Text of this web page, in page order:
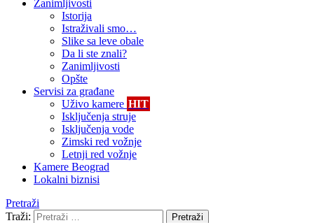
Zanimljivosti
Istorija
Istraživali smo…
Slike sa leve obale
Da li ste znali?
Zanimljivosti
Opšte
Servisi za građane
Uživo kamere HIT
Isključenja struje
Isključenja vode
Zimski red vožnje
Letnji red vožnje
Kamere Beograd
Lokalni biznisi
Pretraži
Traži:
Pretraži